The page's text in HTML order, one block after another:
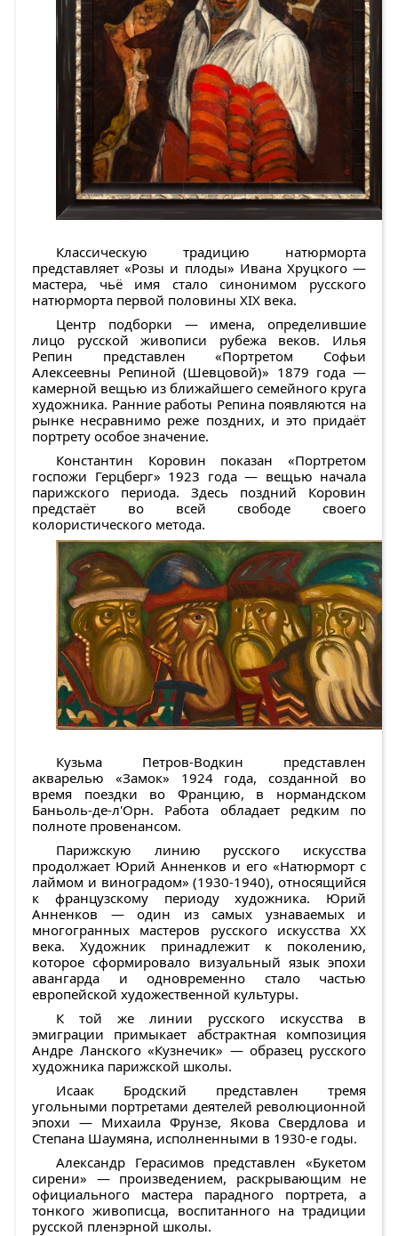
Классическую традицию натюрморта
представляет«Розы и плоды» Ивана Хруцкого—
мастера, чьё имя стало синонимом русского
натюрморта первой половины XIX века.
Центр подборки — имена, определившие
лицо русской живописи рубежа веков. Илья
Репин представлен «Портретом Софьи
Алексеевны Репиной (Шевцовой)» 1879 года —
камерной вещью из ближайшего семейного круга
художника. Ранние работы Репина появляются на
рынке несравнимо реже поздних, и это придаёт
портрету особое значение.
Константин Коровин показан«Портретом
госпожи Герцберг» 1923 года — вещью начала
парижского периода. Здесь поздний Коровин
предстаёт во всей свободе своего
колористического метода.
Кузьма Петров-Водкин представлен
акварелью «Замок» 1924 года, созданной во
время поездки во Францию, в нормандском
Баньоль-де-л'Орн. Работа обладает редким по
полноте провенансом.
Парижскую линию русского искусства
продолжает Юрий Анненков и его «Натюрморт с
лаймом и виноградом» (1930-1940), относящийся
к французскому периоду художника. Юрий
Анненков — один из самых узнаваемых и
многогранных мастеров русского искусства XX
века. Художник принадлежит к поколению,
которое сформировало визуальный язык эпохи
авангарда и одновременно стало частью
европейской художественной культуры.
К той же линии русского искусства в
эмиграции примыкает абстрактная композиция
Андре Ланского «Кузнечик» — образец русского
художника парижской школы.
Исаак Бродский представлен тремя
угольными портретами деятелей революционной
эпохи — Михаила Фрунзе, Якова Свердлова и
Степана Шаумяна, исполненными в 1930-е годы.
Александр Герасимов представлен «Букетом
сирени» — произведением, раскрывающим не
официального мастера парадного портрета, а
тонкого живописца, воспитанного на традиции
русской пленэрной школы.